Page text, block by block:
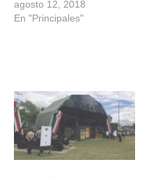
agosto 12, 2018
En "Principales"